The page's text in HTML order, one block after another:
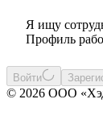
Я ищу
Профиль
Войти
© 2026 ООО